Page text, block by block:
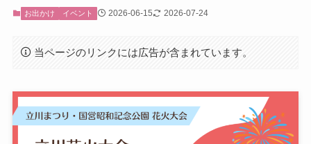
お出かけ イベント 2026-06-15 2026-07-24
当ページのリンクには広告が含まれています。